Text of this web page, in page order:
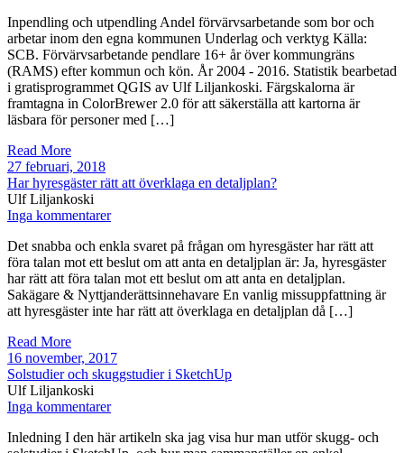
Inpendling och utpendling Andel förvärvsarbetande som bor och
arbetar inom den egna kommunen Underlag och verktyg Källa:
SCB. Förvärvsarbetande pendlare 16+ år över kommungräns
(RAMS) efter kommun och kön. År 2004 - 2016. Statistik bearbetad
i gratisprogrammet QGIS av Ulf Liljankoski. Färgskalorna är
framtagna in ColorBrewer 2.0 för att säkerställa att kartorna är
läsbara för personer med […]
Read More
27 februari, 2018
Har hyresgäster rätt att överklaga en detaljplan?
Ulf Liljankoski
Inga kommentarer
Det snabba och enkla svaret på frågan om hyresgäster har rätt att
föra talan mot ett beslut om att anta en detaljplan är: Ja, hyresgäster
har rätt att föra talan mot ett beslut om att anta en detaljplan.
Sakägare & Nyttjanderättsinnehavare En vanlig missuppfattning är
att hyresgäster inte har rätt att överklaga en detaljplan då […]
Read More
16 november, 2017
Solstudier och skuggstudier i SketchUp
Ulf Liljankoski
Inga kommentarer
Inledning I den här artikeln ska jag visa hur man utför skugg- och